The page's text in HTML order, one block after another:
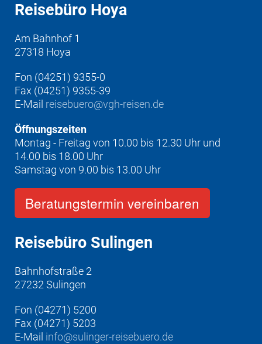
Reisebüro Hoya
Am Bahnhof 1
27318 Hoya
Fon (04251) 9355-0
Fax (04251) 9355-39
E-Mail reisebuero@vgh-reisen.de
Öffnungszeiten
Montag - Freitag von 10.00 bis 12.30 Uhr und
14.00 bis 18.00 Uhr
Samstag von 9.00 bis 13.00 Uhr
Beratungstermin vereinbaren
Reisebüro Sulingen
Bahnhofstraße 2
27232 Sulingen
Fon (04271) 5200
Fax (04271) 5203
E-Mail info@sulinger-reisebuero.de